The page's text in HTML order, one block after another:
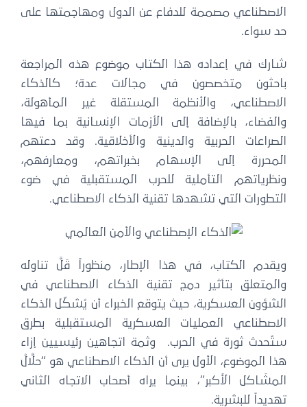
الاصطناعي مصممة للدفاع عن الدول ومهاجمتها على
حد سواء.
شارك في إعداده هذا الكتاب موضوع هذه المراجعة
باحثون متخصصون في مجالات عدة؛ كالذكاء
الاصطناعي، والأنظمة المستقلة غير المأهولة،
والفضاء، بالإضافة إلى الأزمات الإنسانية بما فيها
الصراعات الحربية والدينية والأخلاقية. وقد دعتهم
المحررة إلى الإسهام بخبراتهم، ومعارفهم،
ونظرياتهم التأملية للحرب المستقبلية في ضوء
التطورات التي تشهدها تقنية الذكاء الاصطناعي.
ويقدم الكتاب، في هذا الإطار، منظوراً قَلَّ تناوله
والمتعلق بتأثير دمج تقنية الذكاء الاصطناعي في
الشؤون العسكرية، حيث يتوقع الخبراء أن يُشكّل الذكاء
الاصطناعي العمليات العسكرية المستقبلية بطرق
ستُحدث ثورة في الحرب. وثمة اتجاهين رئيسيين إزاء
هذا الموضوع، الأول يرى أن الذكاء الاصطناعي هو “حلَّالُ
المشَاكل الأَكبر”، بينما يراه أصحاب الاتجاه الثاني
تهديداً للبشرية.